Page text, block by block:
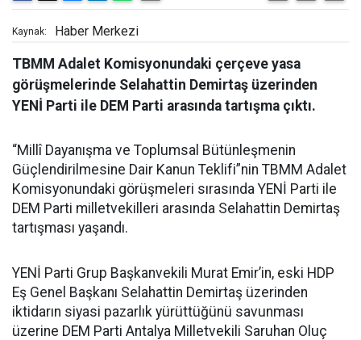
Kaynak: Haber Merkezi
TBMM Adalet Komisyonundaki çerçeve yasa
görüşmelerinde Selahattin Demirtaş üzerinden
YENİ Parti ile DEM Parti arasında tartışma çıktı.
“Millî Dayanışma ve Toplumsal Bütünleşmenin
Güçlendirilmesine Dair Kanun Teklifi”nin TBMM Adalet
Komisyonundaki görüşmeleri sırasında YENİ Parti ile
DEM Parti milletvekilleri arasında Selahattin Demirtaş
tartışması yaşandı.
YENİ Parti Grup Başkanvekili Murat Emir’in, eski HDP
Eş Genel Başkanı Selahattin Demirtaş üzerinden
iktidarın siyasi pazarlık yürüttüğünü savunması
üzerine DEM Parti Antalya Milletvekili Saruhan Oluç